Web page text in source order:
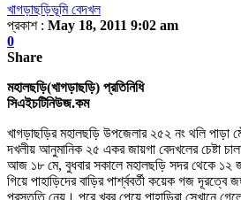
খাগড়াছড়িভূমি বেদখল
প্রকাশ : May 18, 2011 9:02 am
0
Share
মহালছড়ি(খাগড়াছড়ি) প্রতিনিধি
সিএইচটিনিউজ.কম
খাগড়াছড়ির মহালছড়ি উপজেলার ২৫২ নং থলি পাড়া
দখলীয় আনুমানিক ২৫ একর জায়গা বেদখলের চেষ্টা
আজ ১৮ মে, বুধবার সকালে মহালছড়ি সদর থেকে ১২
গিয়ে পাহাড়িদের বাড়ির পার্শ্ববর্তী কয়েক গজ দূরত্বে
প্রস্তুতি নেয়। পরে খবর পেয়ে পাহাড়িরা সেখানে